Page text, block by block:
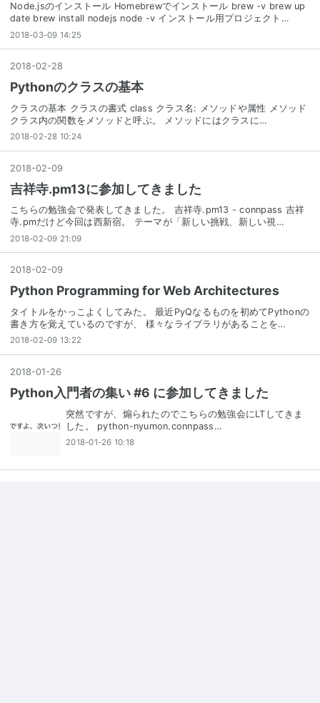
Node.jsのインストール Homebrewでインストール brew -v brew up
date brew install nodejs node -v インストール用プロジェクト…
2018-03-09 14:25
2018-02-28
Pythonのクラスの基本
クラスの基本 クラスの書式 class クラス名: メソッドや属性 メソッド
クラス内の関数をメソッドと呼ぶ。 メソッドにはクラスに…
2018-02-28 10:24
2018-02-09
吉祥寺.pm13に参加してきました
こちらの勉強会で発表してきました。 吉祥寺.pm13 - connpass 吉祥
寺.pmだけど今回は西新宿。 テーマが「新しい挑戦、新しい視…
2018-02-09 21:09
2018-02-09
Python Programming for Web Architectures
タイトルをかっこよくしてみた。 最近PyQなるものを初めてPythonの
書き方を覚えているのですが、 様々なライブラリがあることを…
2018-02-09 13:22
2018-01 -26
Python入門者の集い #6 に参加してきました
突然ですが、煽られたのでこちらの勉強会にLTしてきま
した。 python-nyumon.connpass…
2018-01-26 10:18